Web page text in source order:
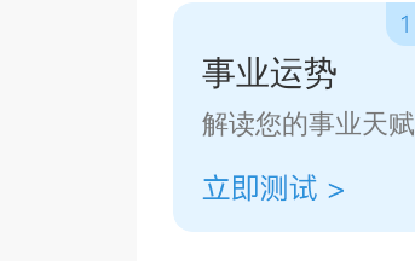
事业运势
解读您的事业天赋